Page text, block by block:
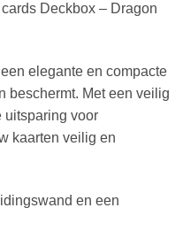
Deckbox – Dragon
elegante en compacte
beschermt. Met een veilig
uitsparing voor
kaarten veilig en
en een